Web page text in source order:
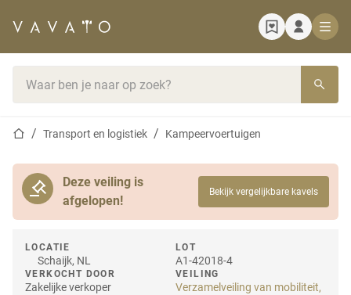
StartpaginaTransport en logistiek Kampeervoertuigen
Deze veiling is
afgelopen!
Bekijk vergelijkbare kavels
LOCATIE
Schaijk, NL
VERKOCHT DOOR
Zakelijke verkoper
LOT
A1-42018-4
VEILING
Verzamelveiling van mobiliteit,